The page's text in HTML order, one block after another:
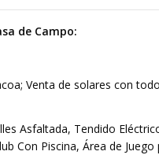
de Campo:
Venta de solares con
Asfaltada, Tendido
Con Piscina, Área de Juego